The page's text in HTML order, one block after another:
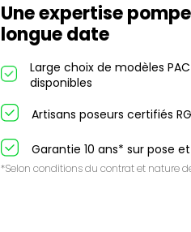
Une expertise
longue date
Large choix de modèles
disponibles
Artisans poseurs certifiés
Garantie 10 ans* sur pose
*Selon conditions du contrat et nature